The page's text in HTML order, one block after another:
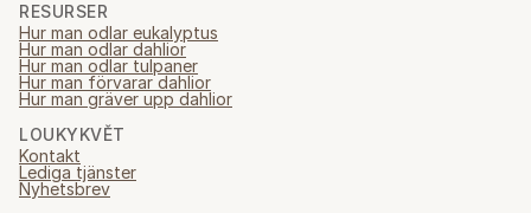
RESURSER
Hur man odlar eukalyptus
Hur man odlar dahlior
Hur man odlar tulpaner
Hur man förvarar dahlior
Hur man gräver upp dahlior
LOUKYKVĚT
Kontakt
Lediga tjänster
Nyhetsbrev